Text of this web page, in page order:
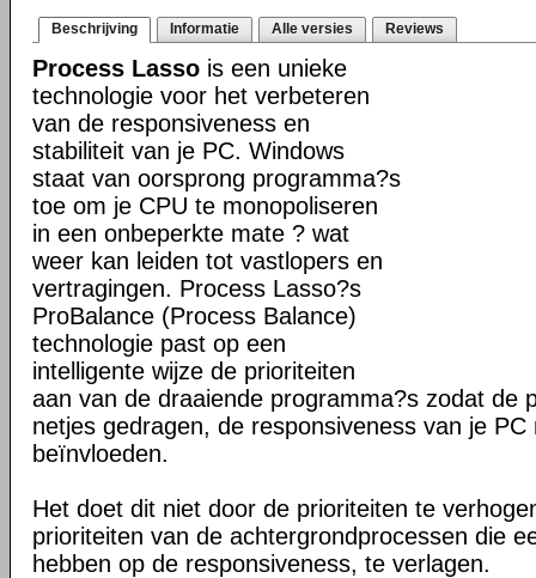
Beschrijving Informatie Alle versies Reviews
Process Lasso is een unieke
technologie voor het verbeteren
van de responsiveness en
stabiliteit van je PC. Windows
staat van oorsprong programma?s
toe om je CPU te monopoliseren
in een onbeperkte mate ? wat
weer kan leiden tot vastlopers en
vertragingen. Process Lasso?s
ProBalance (Process Balance)
technologie past op een
intelligente wijze de prioriteiten
aan van de draaiende programma?s zodat de
netjes gedragen, de responsiveness van je PC
beïnvloeden.
Het doet dit niet door de prioriteiten te
prioriteiten van de achtergrondprocessen die
hebben op de responsiveness, te verlagen.